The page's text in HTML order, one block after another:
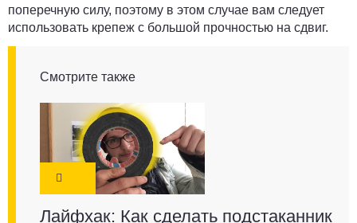
поперечную силу, поэтому в этом случае вам следует
использовать крепеж с большой прочностью на сдвиг.
Смотрите также
Лайфхак: Как сделать подстаканник